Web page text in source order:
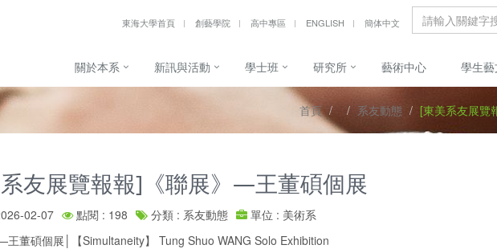
東海大學首頁 創藝學院 高中專區 ENGLISH 簡体中文
關於本系 新訊與活動 學士班 研究所 藝術中心 學生
首頁 系友動態 [東美系友展覽
友展覽報報]《聯展》—王董碩個展
02-07 點閱 : 198 分類 : 系友動態
單位 : 美術系
王董碩個展│【Simultaneity】 Tung Shuo WANG Solo Exhibition